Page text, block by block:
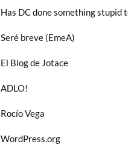
Has DC done something stupid
Seré breve (EmeA)
El Blog de Jotace
ADLO!
Rocío Vega
WordPress.org